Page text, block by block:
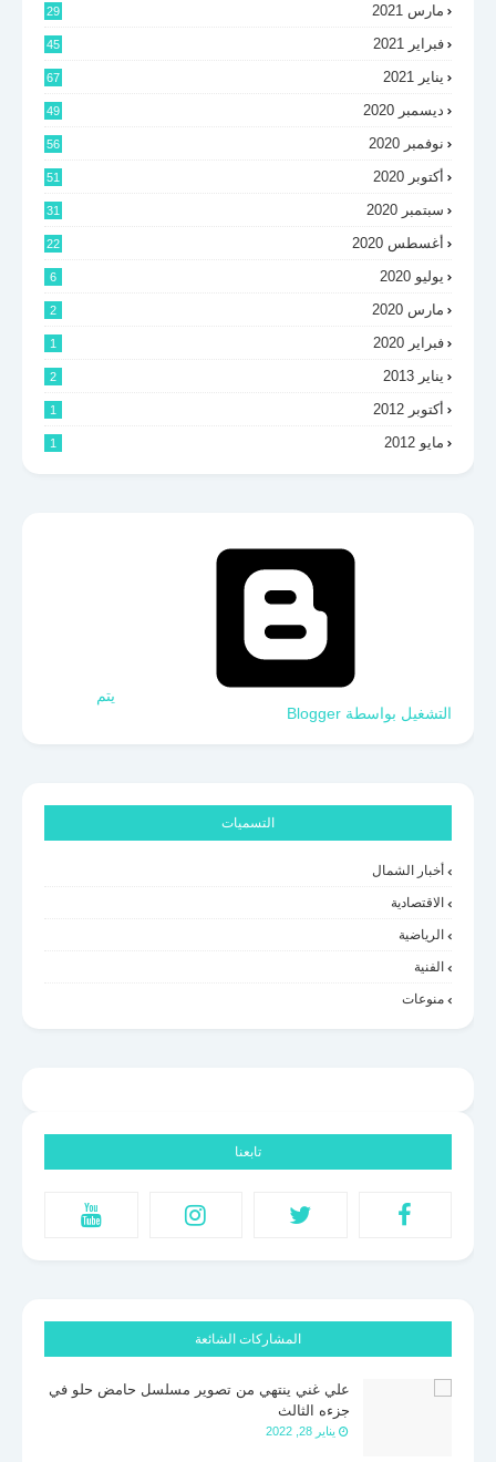
مارس 2021 29
فبراير 2021 45
يناير 2021 67
ديسمبر 2020 49
نوفمبر 2020 56
أكتوبر 2020 51
سبتمبر 2020 31
أغسطس 2020 22
يوليو 2020 6
مارس 2020 2
فبراير 2020 1
يناير 2013 2
أكتوبر 2012 1
مايو 2012 1
‏يتم
التشغيل بواسطة Blogger
التسميات
أخبار الشمال
الاقتصادية
الرياضية
الفنية
منوعات
تابعنا
المشاركات الشائعة
علي غني ينتهي من تصوير مسلسل حامض حلو في
جزءه الثالث
يناير 28, 2022